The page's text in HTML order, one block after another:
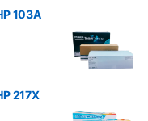
103A
217X